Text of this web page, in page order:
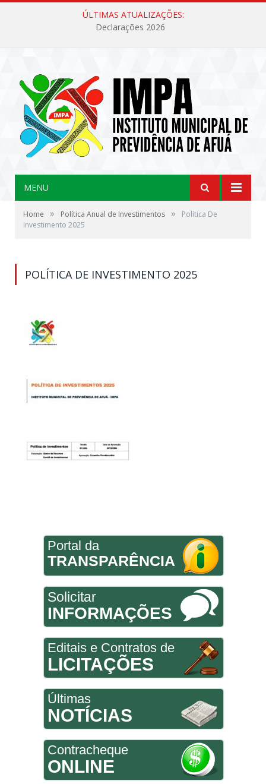
ÚLTIMAS ATUALIZAÇÕES:
Declarações 2026
MENU
Home » Política Anual de Investimentos »
Política De
Investimento 2025
POLÍTICA DE INVESTIMENTO 2025
Portal da
TRANSPARÊNCIA
Solicitar
INFORMAÇÕES
Editais e Contratos de
LICITAÇÕES
Últimas
NOTÍCIAS
Contracheque
ONLINE